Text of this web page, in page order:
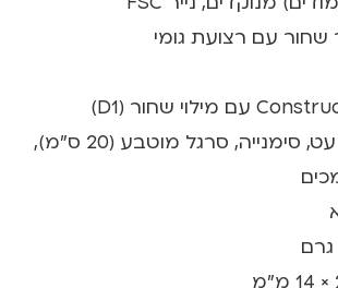
שחור עם רצועת גומי
תוספות: לולאת עט, סימנייה, סרגל מוטבע (20 ס"מ),